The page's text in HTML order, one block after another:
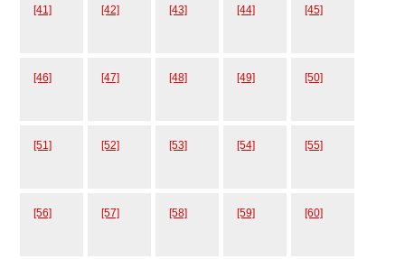
[41] [42] [43] [44] [45]
[46] [47] [48] [49] [50]
[51] [52] [53] [54] [55]
[56] [57] [58] [59] [60]